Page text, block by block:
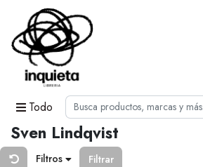
Todo
Sven Lindqvist
Filtros Filtrar